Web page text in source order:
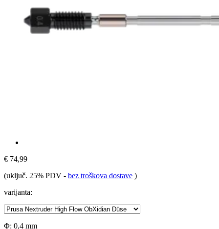
€ 74,99
(uključ. 25% PDV - bez troškova dostave )
varijanta:
Φ: 0,4 mm